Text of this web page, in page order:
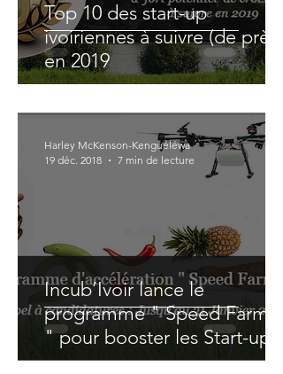
Top 10 des start-up
ivoiriennes à suivre (de près)
en 2019
Incub’Ivoir lance le
programme " Speed Farmer
" pour booster les Start-up
AgriTech
Harley McKenson-Kenguéléwa
19 déc. 2018
7 min de lecture